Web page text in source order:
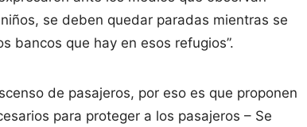
se deben quedar paradas mientras se
bancos que hay en esos refugios”.
de pasajeros, por eso es que proponen
para proteger a los pasajeros – Se